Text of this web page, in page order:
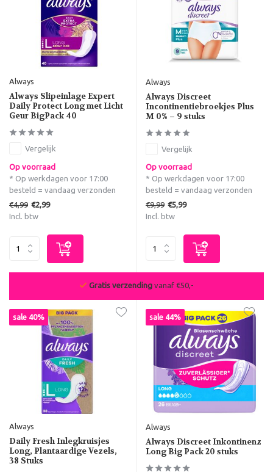
Always
Always Slipeinlage Expert
Daily Protect Long met Licht
Geur BigPack 40
Vergelijk
Op voorraad
* Op werkdagen voor 17:00
besteld = vandaag verzonden
€4,99 €2,99
Incl. btw
Always
Always Discreet
Incontinentiebroekjes Plus
M 0% – 9 stuks
Vergelijk
Op voorraad
* Op werkdagen voor 17:00
besteld = vandaag verzonden
€9,99 €5,99
Incl. btw
De beste deals van NL & BE
sale 40%
Always
Daily Fresh Inlegkruisjes
Long, Plantaardige Vezels,
38 Stuks
sale 44%
Always
Always Discreet Inkontinenz
Long Big Pack 20 stuks